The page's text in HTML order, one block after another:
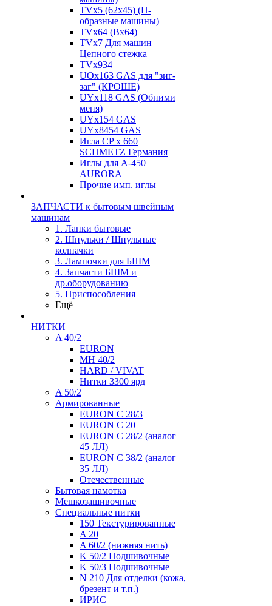
TVх5 (62х45) (П-
образные машины)
TVх64 (Вх64)
TVх7 Для машин
Цепного стежка
TVх934
UOx163 GAS для "зиг-
заг" (КРОШЕ)
UYx118 GAS (Обними
меня)
UYx154 GAS
UYx8454 GAS
Игла CP х 660
SCHMETZ Германия
Иглы для А-450
AURORA
Прочие имп. иглы
ЗАПЧАСТИ к бытовым швейным
машинам
1. Лапки бытовые
2. Шпульки / Шпульные
колпачки
3. Лампочки для БШМ
4. Запчасти БШМ и
др.оборудованию
5. Приспособления
Ещё
НИТКИ
A 40/2
EURON
MH 40/2
HARD / VIVAT
Нитки 3300 ярд
A 50/2
Армированные
EURON C 28/3
EURON C 20
EURON C 28/2 (аналог
45 ЛЛ)
EURON C 38/2 (аналог
35 ЛЛ)
Отечественные
Бытовая намотка
Мешкозашивочные
Специальные нитки
150 Текстурированные
A 20
A 60/2 (нижняя нить)
K 50/2 Подшивочные
K 50/3 Подшивочные
N 210 Для отделки (кожа,
брезент и т.п.)
ИРИС